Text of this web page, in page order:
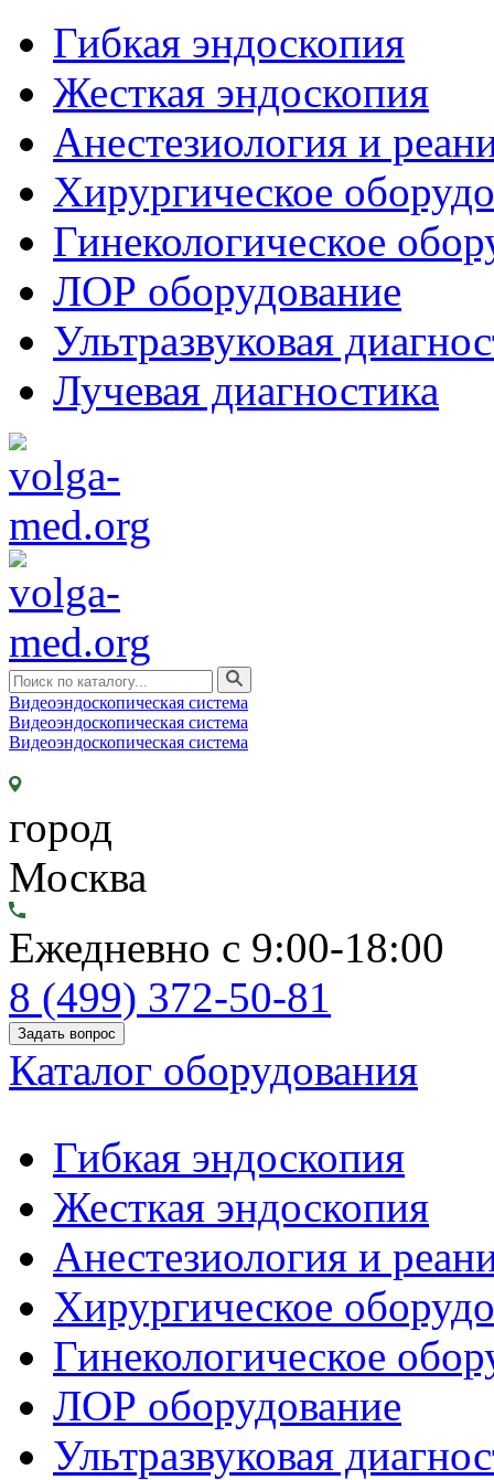
Гибкая эндоскопия
Жесткая эндоскопия
Анестезиология и
Хирургическое
Гинекологическое
ЛОР оборудование
Ультразвуковая
Лучевая диагностика
Видеоэндоскопическая система
Видеоэндоскопическая система
Видеоэндоскопическая система
город
Москва
Ежедневно с 9:00-18:00
8 (499) 372-50-81
Задать вопрос
Каталог оборудования
Гибкая эндоскопия
Жесткая эндоскопия
Анестезиология и
Хирургическое
Гинекологическое
ЛОР оборудование
Ультразвуковая